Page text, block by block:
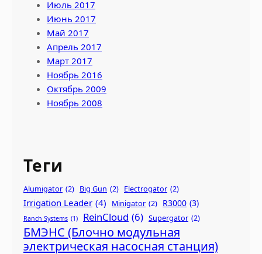
Июль 2017
Июнь 2017
Май 2017
Апрель 2017
Март 2017
Ноябрь 2016
Октябрь 2009
Ноябрь 2008
Теги
Alumigator (2) Big Gun (2) Electrogator (2)
Irrigation Leader (4) Minigator (2) R3000 (3)
Ranch Systems (1) ReinCloud (6) Supergator (2)
БМЭНС (Блочно модульная
электрическая насосная станция)